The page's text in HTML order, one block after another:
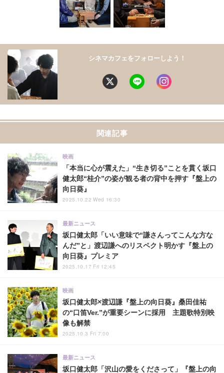
シネマカフェをフォローしよう！
関連記事
「本当に心が震えた」“生き切る”ことを貫く坂口
健太郎“桂介”の姿が観る者の背中を押す『盤上の
向日葵』
映画
2025.10.22 Wed 16:30
坂口健太郎「いい意味で“謙さんってこんな方な
んだ”と」渡辺謙へのリスペクト明かす『盤上の
向日葵』プレミア
最新ニュース
2025.10.17 Fri 12:45
坂口健太郎×渡辺謙『盤上の向日葵』桑田佳祐
の“口笛Ver.”が重要シーンに採用 主題歌特別映
像も解禁
映画
2025.10.3 Fri 7:00
坂口健太郎「沢山の愛をくださって」『盤上の向
最新ニュース